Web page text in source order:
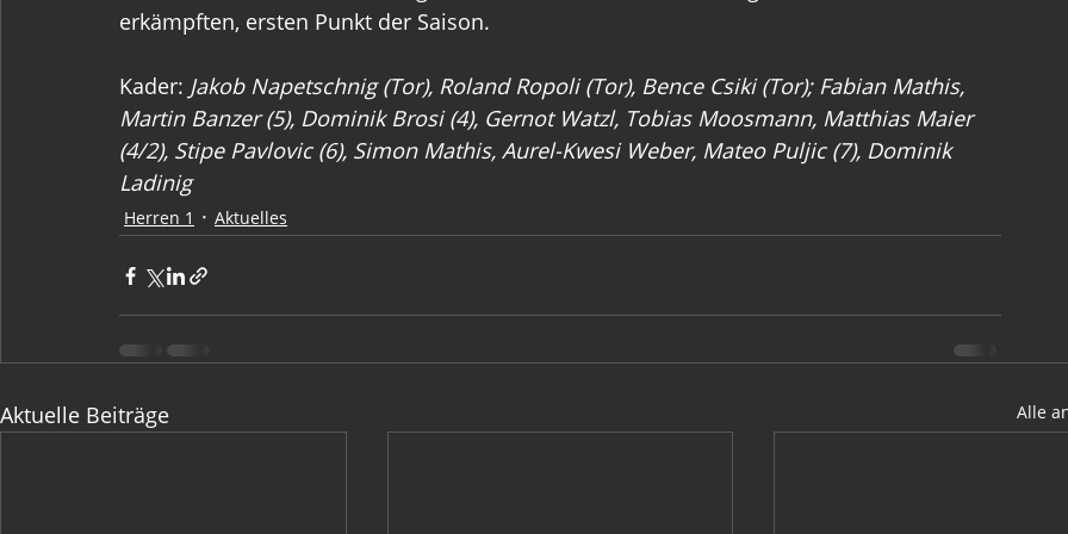
erkämpften, ersten Punkt der Saison.
Kader: Jakob Napetschnig (Tor), Roland Ropoli (Tor), Bence Csiki (Tor); Fabian Mathis,
Martin Banzer (5), Dominik Brosi (4), Gernot Watzl, Tobias Moosmann, Matthias Maier
(4/2), Stipe Pavlovic (6), Simon Mathis, Aurel-Kwesi Weber, Mateo Puljic (7), Dominik
Ladinig
Herren 1 Aktuelles
Aktuelle Beiträge Alle